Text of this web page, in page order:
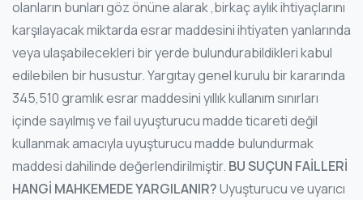
olanların bunları göz önüne alarak ,birkaç aylık ihtiyaçlarını
karşılayacak miktarda esrar maddesini ihtiyaten yanlarında
veya ulaşabilecekleri bir yerde bulundurabildikleri kabul
edilebilen bir husustur. Yargıtay genel kurulu bir kararında
345,510 gramlık esrar maddesini yıllık kullanım sınırları
içinde sayılmış ve fail uyuşturucu madde ticareti değil
kullanmak amacıyla uyuşturucu madde bulundurmak
maddesi dahilinde değerlendirilmiştir. BU SUÇUN FAİLLERİ
HANGİ MAHKEMEDE YARGILANIR?Uyuşturucu ve uyarıcı